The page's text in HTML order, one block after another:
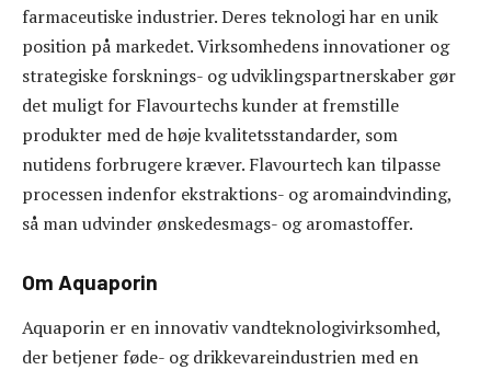
farmaceutiske industrier. Deres teknologi har en unik
position på markedet. Virksomhedens innovationer og
strategiske forsknings- og udviklingspartnerskaber gør
det muligt for Flavourtechs kunder at fremstille
produkter med de høje kvalitetsstandarder, som
nutidens forbrugere kræver. Flavourtech kan tilpasse
processen indenfor ekstraktions- og aromaindvinding,
så man udvinder ønskedesmags- og aromastoffer.
Om Aquaporin
Aquaporin er en innovativ vandteknologivirksomhed,
der betjener føde- og drikkevareindustrien med en